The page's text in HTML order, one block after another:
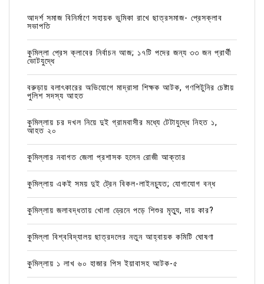
আদর্শ সমাজ বিনির্মাণে সহায়ক ভুমিকা রাখে ছাত্রসমাজ- প্রেসক্লাব
সভাপতি
কুমিল্লা প্রেস ক্লাবের নির্বাচন আজ; ১৭টি পদের জন্য ৩৩ জন প্রার্থী
ভোটযুদ্ধে
বরুড়ায় বলাৎকারের অভিযোগে মাদ্রাসা শিক্ষক আটক, গণপিটুনির চেষ্টায়
পুলিশ সদস্য আহত
কুমিল্লায় চর দখল নিয়ে দুই গ্রামবাসীর মধ্যে টেটাযুদ্ধে নিহত ১,
আহত ২০
কুমিল্লার নবাগত জেলা প্রশাসক হলেন রোজী আক্তার
কুমিল্লায় একই সময় দুই ট্রেন বিকল-লাইনচ্যুত; যোগাযোগ বন্ধ
কুমিল্লায় জলাবদ্ধতায় খোলা ড্রেনে পড়ে শিশুর মৃত্যু, দায় কার?
কুমিল্লা বিশ্ববিদ্যালয় ছাত্রদলের নতুন আহ্বায়ক কমিটি ঘোষণা
কুমিল্লায় ১ লাখ ৬০ হাজার পিস ইয়াবাসহ আটক-৫